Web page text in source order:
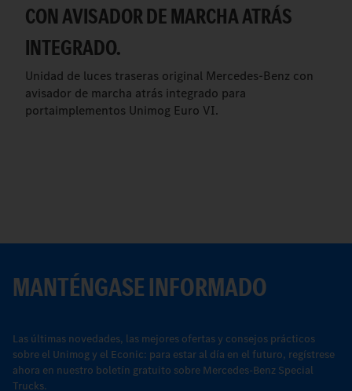
CON AVISADOR DE MARCHA ATRÁS
INTEGRADO.
Unidad de luces traseras original Mercedes-Benz con
avisador de marcha atrás integrado para
portaimplementos Unimog Euro VI.
MANTÉNGASE INFORMADO
Las últimas novedades, las mejores ofertas y consejos prácticos
sobre el Unimog y el Econic: para estar al día en el futuro, regístrese
ahora en nuestro boletín gratuito sobre Mercedes-Benz Special
Trucks.